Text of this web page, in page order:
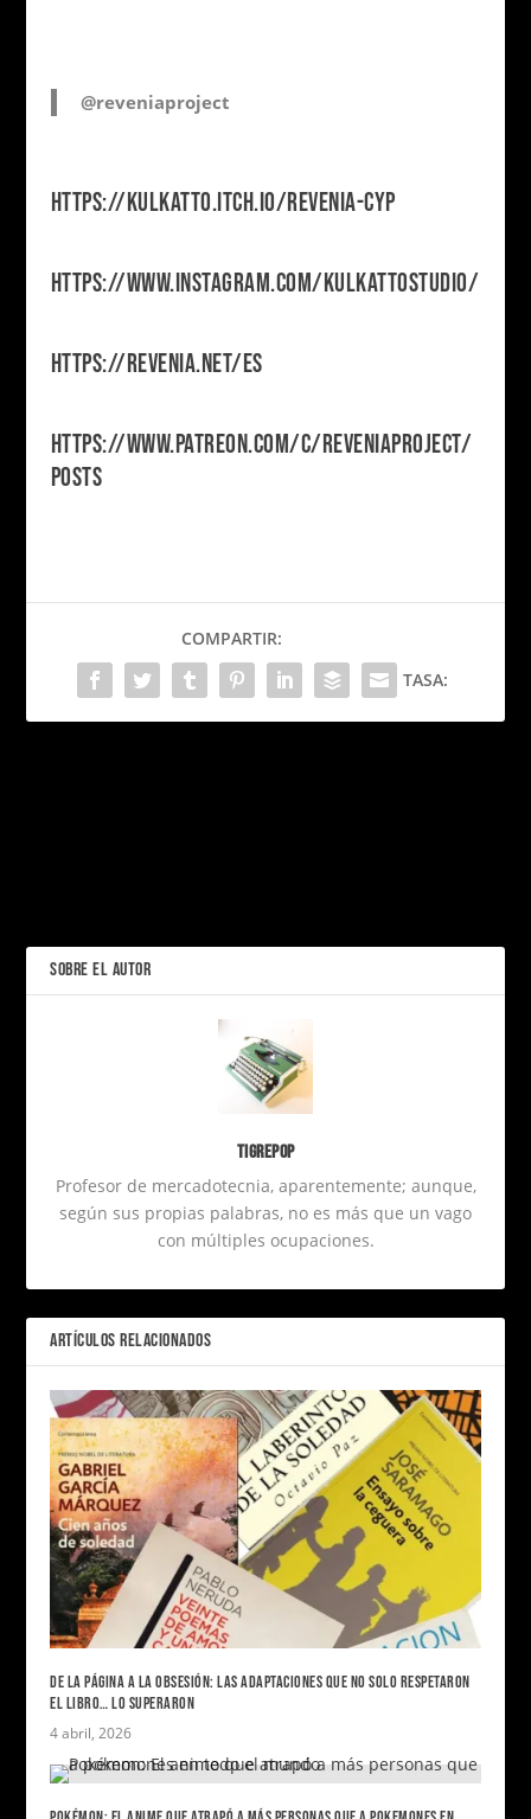
@reveniaproject
HTTPS://KULKATTO.ITCH.IO/REVENIA-CYP
HTTPS://WWW.INSTAGRAM.COM/KULKATTOSTUDIO/
HTTPS://REVENIA.NET/ES
HTTPS://WWW.PATREON.COM/C/REVENIAPROJECT/
POSTS
COMPARTIR:
TASA:
SOBRE EL AUTOR
Tigrepop
Profesor de mercadotecnia, aparentemente; aunque,
según sus propias palabras, no es más que un vago
con múltiples ocupaciones.
ARTÍCULOS RELACIONADOS
DE LA PÁGINA A LA OBSESIÓN: LAS ADAPTACIONES QUE NO SOLO RESPETARON
EL LIBRO… LO SUPERARON
4 abril, 2026